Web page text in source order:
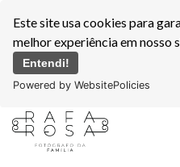
Este site usa cookies para
melhor experiência em nosso
Entendi!
Powered by WebsitePolicies